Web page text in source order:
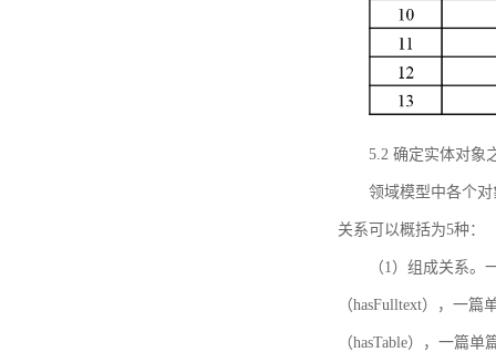
5.2 确定实体对象
领域模型中各个
关系可以概括为5种：
（1）组成关系
（hasFulltext），一
（hasTable），一篇